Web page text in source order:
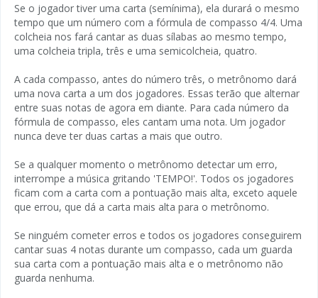
Se o jogador tiver uma carta (semínima), ela durará o mesmo
tempo que um número com a fórmula de compasso 4/4. Uma
colcheia nos fará cantar as duas sílabas ao mesmo tempo,
uma colcheia tripla, três e uma semicolcheia, quatro.
A cada compasso, antes do número três, o metrônomo dará
uma nova carta a um dos jogadores. Essas terão que alternar
entre suas notas de agora em diante. Para cada número da
fórmula de compasso, eles cantam uma nota. Um jogador
nunca deve ter duas cartas a mais que outro.
Se a qualquer momento o metrônomo detectar um erro,
interrompe a música gritando 'TEMPO!'. Todos os jogadores
ficam com a carta com a pontuação mais alta, exceto aquele
que errou, que dá a carta mais alta para o metrônomo.
Se ninguém cometer erros e todos os jogadores conseguirem
cantar suas 4 notas durante um compasso, cada um guarda
sua carta com a pontuação mais alta e o metrônomo não
guarda nenhuma.